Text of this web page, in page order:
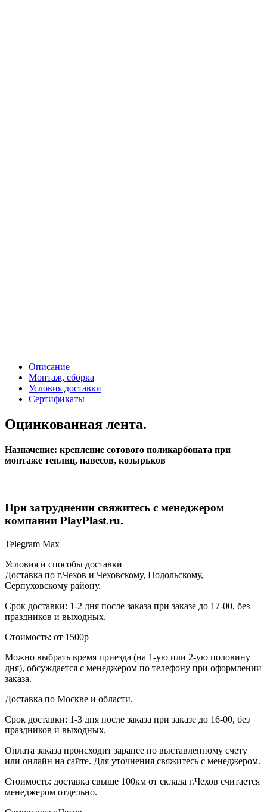
Описание
Монтаж, сборка
Условия доставки
Сертификаты
Оцинкованная лента.
Назначение: крепление сотового поликарбоната при
монтаже теплиц, навесов, козырьков
При затруднении свяжитесь с менеджером
компании PlayPlast.ru.
Telegram Max
Условия и способы доставки
Доставка по г.Чехов и Чеховскому, Подольскому,
Серпуховскому району.
Срок доставки: 1-2 дня после заказа при заказе до 17-00, без
праздников и выходных.
Стоимость: от 1500р
Можно выбрать время приезда (на 1-ую или 2-ую половину
дня), обсуждается с менеджером по телефону при оформлении
заказа.
Доставка по Москве и области.
Срок доставки: 1-3 дня после заказа при заказе до 16-00, без
праздников и выходных.
Оплата заказа происходит заранее по выставленному счету
или онлайн на сайте. Для уточнения свяжитесь с менеджером.
Стоимость: доставка свыше 100км от склада г.Чехов считается
менеджером отдельно.